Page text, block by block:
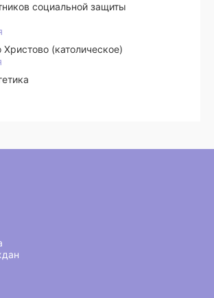
социальной защиты
(католическое)